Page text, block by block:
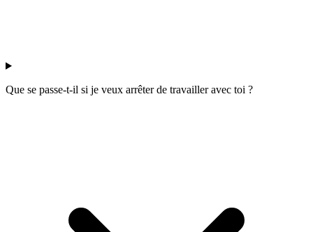
Que se passe-t-il si je veux arrêter de travailler avec toi ?